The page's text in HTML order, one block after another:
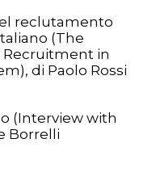
reclutamento
(The
Recruitment in
di Paolo Rossi
(Interview with
Borrelli